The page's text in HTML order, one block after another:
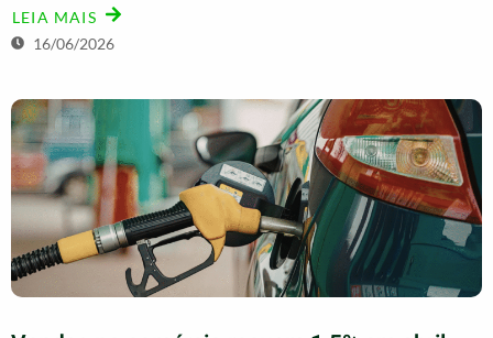
LEIA MAIS
16/06/2026